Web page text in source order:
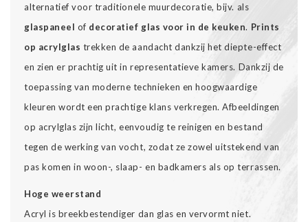
alternatief voor traditionele muurdecoratie, bijv. als
glaspaneel of decoratief glas voor in de keuken. Prints
op acrylglas trekken de aandacht dankzij het diepte-effect
en zien er prachtig uit in representatieve kamers. Dankzij de
toepassing van moderne technieken en hoogwaardige
kleuren wordt een prachtige klans verkregen. Afbeeldingen
op acrylglas zijn licht, eenvoudig te reinigen en bestand
tegen de werking van vocht, zodat ze zowel uitstekend van
pas komen in woon-, slaap- en badkamers als op terrassen.
Hoge weerstand
Acryl is breekbestendiger dan glas en vervormt niet.